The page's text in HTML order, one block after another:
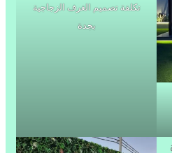
تكلفة تصميم الغرف الزجاجية
بجدة